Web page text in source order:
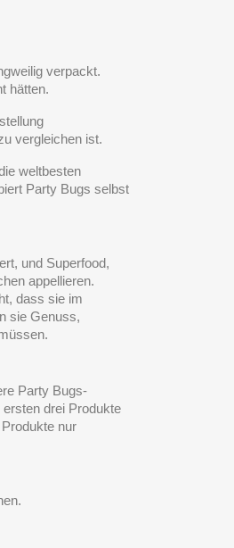
verpackt.
hätten.
vergleichen ist.
weltbesten
Party Bugs selbst
und Superfood,
appellieren.
dass sie im
sie Genuss,
Party Bugs-
drei Produkte
nur